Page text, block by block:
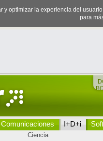
y optimizar la experiencia del
para
Comunicaciones I+D+i
Ciencia